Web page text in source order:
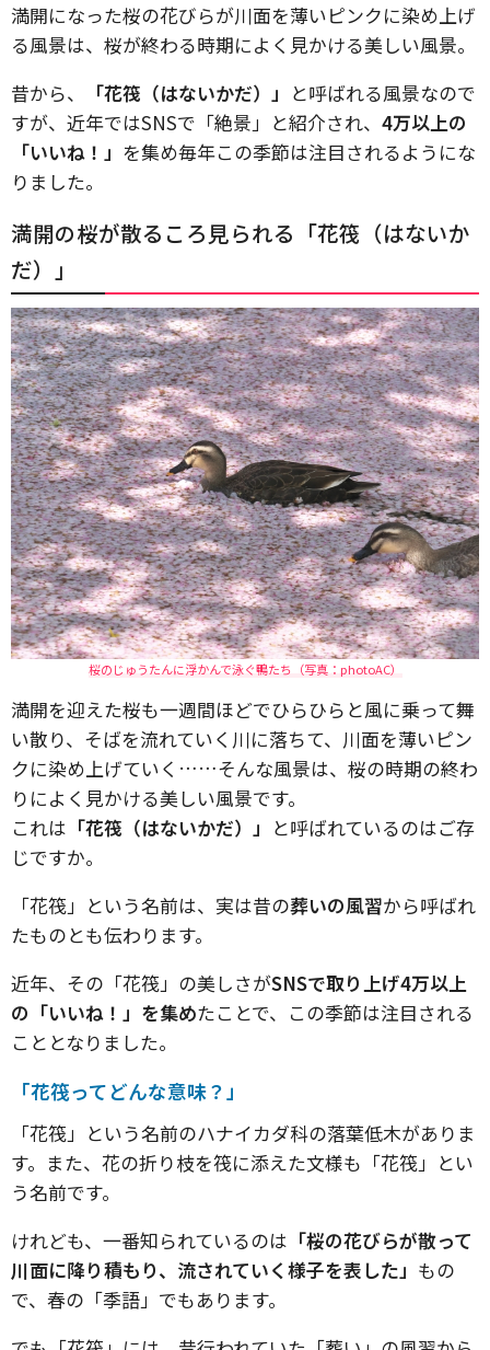
満開になった桜の花びらが川面を薄いピンクに染め上げ
る風景は、桜が終わる時期によく見かける美しい風景。
昔から、
「花筏（はないかだ）」 と呼ばれる風景なので
すが、近年ではSNSで「絶景」と紹介され、 4万以上の
「いいね！」 を集め毎年この季節は注目されるようにな
りました。
満開の桜が散るころ見られる「花筏（はないか
だ）」
桜のじゅうたんに浮かんで泳ぐ鴨たち（写真：photoAC）
満開を迎えた桜も一週間ほどでひらひらと風に乗って舞
い散り、そばを流れていく川に落ちて、川面を薄いピン
クに染め上げていく……そんな風景は、桜の時期の終わ
りによく見かける美しい風景です。
これは 「花筏（はないかだ）」 と呼ばれているのはご存
じですか。
「花筏」という名前は、実は昔の葬いの風習から呼ばれ
たものとも伝わります。
近年、その「花筏」の美しさがSNSで取り上げ4万以上
の「いいね！」を集めたことで、この季節は注目される
こととなりました。
「花筏ってどんな意味？」
「花筏」という名前のハナイカダ科の落葉低木がありま
す。また、花の折り枝を筏に添えた文様も「花筏」とい
う名前です。
けれども、一番知られているのは 「桜の花びらが散って
川面に降り積もり、流されていく様子を表した」 もの
で、春の「季語」でもあります。